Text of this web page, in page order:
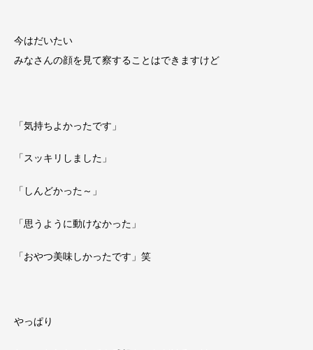
今はだいたい
みなさんの顔を見て察することはできますけど
「気持ちよかったです」
「スッキリしました」
「しんどかった～」
「思うように動けなかった」
「おやつ美味しかったです」笑
やっぱり